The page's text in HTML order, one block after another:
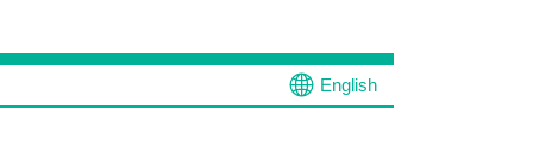
English